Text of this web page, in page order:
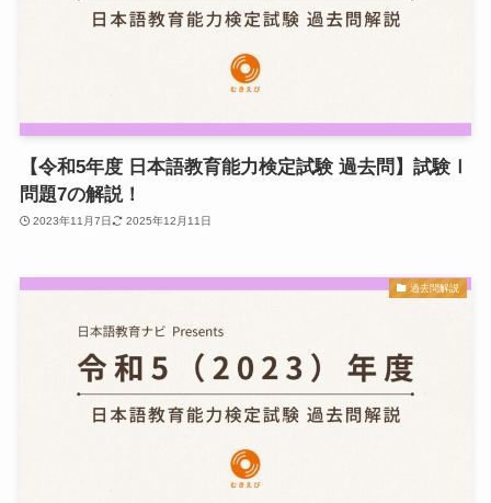
【令和5年度 日本語教育能力検定試験 過去問】試験Ⅰ
問題7の解説！
2023年11月7日 2025年12月11日
過去問解説